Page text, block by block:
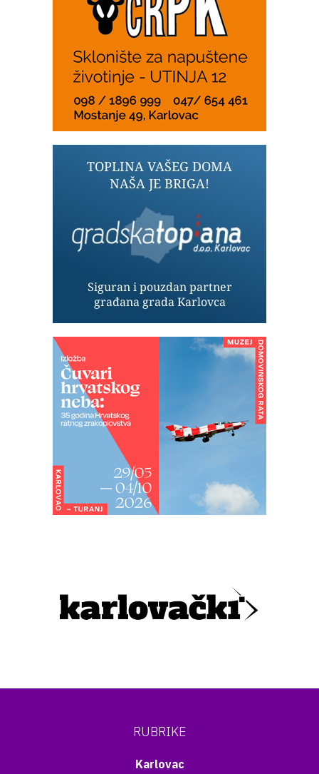
RUBRIKE
Karlovac